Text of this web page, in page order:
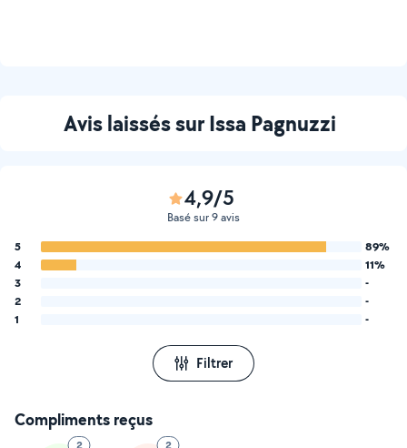
Avis laissés sur Issa Pagnuzzi
4,9/5
Basé sur 9 avis
5
89%
4
11%
3
-
2
-
1
-
Filtrer
Compliments reçus